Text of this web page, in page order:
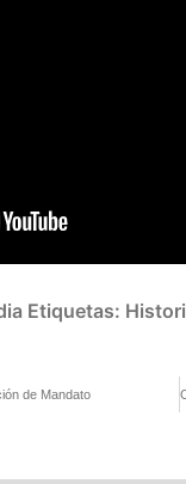
Etiquetas:
de Mandato